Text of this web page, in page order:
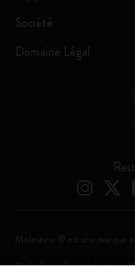
Société
Domaine Légal
Moleskine ® est une marque